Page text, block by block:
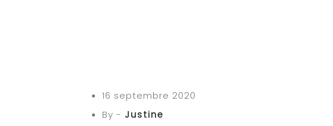
16 septembre 2020
By - Justine